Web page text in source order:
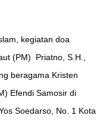
kegiatan doa
(PM) Priatno, S.H.,
beragama Kristen
Efendi Samosir di
Soedarso, No. 1 Kota